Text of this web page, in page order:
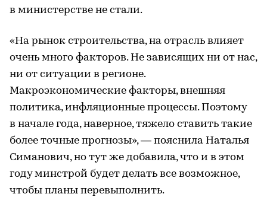
в министерстве не стали.
«На рынок строительства, на отрасль влияет
очень много факторов. Не зависящих ни от нас,
ни от ситуации в регионе.
Макроэкономические факторы, внешняя
политика, инфляционные процессы. Поэтому
в начале года, наверное, тяжело ставить такие
более точные прогнозы», — пояснила Наталья
Симанович, но тут же добавила, что и в этом
году минстрой будет делать все возможное,
чтобы планы перевыполнить.